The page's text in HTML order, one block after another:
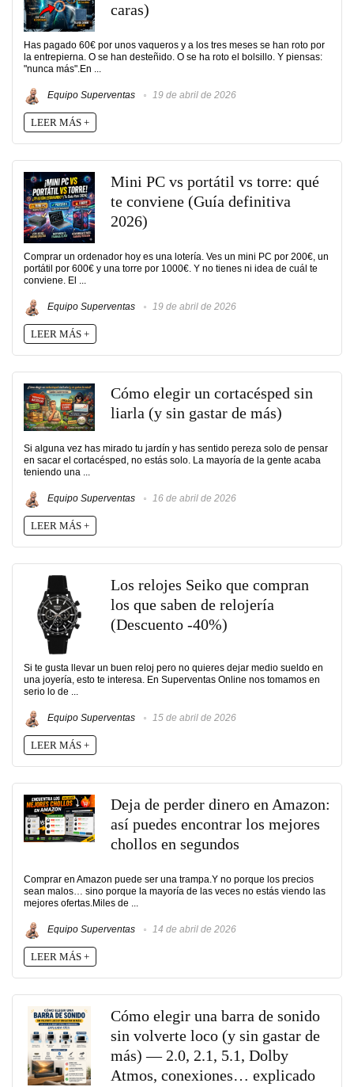
caras)
Has pagado 60€ por unos vaqueros y a los tres meses se han roto por
la entrepierna. O se han desteñido. O se ha roto el bolsillo. Y piensas:
"nunca más".En ...
Equipo Superventas 19 de abril de 2026
LEER MÁS +
Mini PC vs portátil vs torre: qué
te conviene (Guía definitiva
2026)
Comprar un ordenador hoy es una lotería. Ves un mini PC por 200€, un
portátil por 600€ y una torre por 1000€. Y no tienes ni idea de cuál te
conviene. El ...
Equipo Superventas 19 de abril de 2026
LEER MÁS +
Cómo elegir un cortacésped sin
liarla (y sin gastar de más)
Si alguna vez has mirado tu jardín y has sentido pereza solo de pensar
en sacar el cortacésped, no estás solo. La mayoría de la gente acaba
teniendo una ...
Equipo Superventas 16 de abril de 2026
LEER MÁS +
Los relojes Seiko que compran
los que saben de relojería
(Descuento -40%)
Si te gusta llevar un buen reloj pero no quieres dejar medio sueldo en
una joyería, esto te interesa. En Superventas Online nos tomamos en
serio lo de ...
Equipo Superventas 15 de abril de 2026
LEER MÁS +
Deja de perder dinero en Amazon:
así puedes encontrar los mejores
chollos en segundos
Comprar en Amazon puede ser una trampa.Y no porque los precios
sean malos… sino porque la mayoría de las veces no estás viendo las
mejores ofertas.Miles de ...
Equipo Superventas 14 de abril de 2026
LEER MÁS +
Cómo elegir una barra de sonido
sin volverte loco (y sin gastar de
más) — 2.0, 2.1, 5.1, Dolby
Atmos, conexiones… explicado